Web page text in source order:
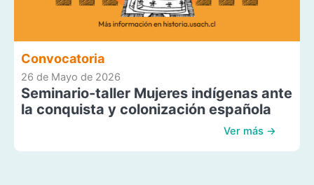
Convocatoria
26 de Mayo de 2026
Seminario-taller Mujeres indígenas ante
la conquista y colonización española
Ver más →